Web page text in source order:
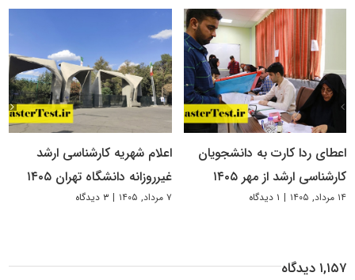
اعطای ردا کارت به دانشجویان
کارشناسی ارشد از مهر ۱۴۰۵
۱۴ مرداد, ۱۴۰۵ | ۱ دیدگاه
اعلام شهریه کارشناسی ارشد
غیرروزانه دانشگاه تهران ۱۴۰۵
۷ مرداد, ۱۴۰۵ | ۳ دیدگاه
۱,۱۵۷ دیدگاه